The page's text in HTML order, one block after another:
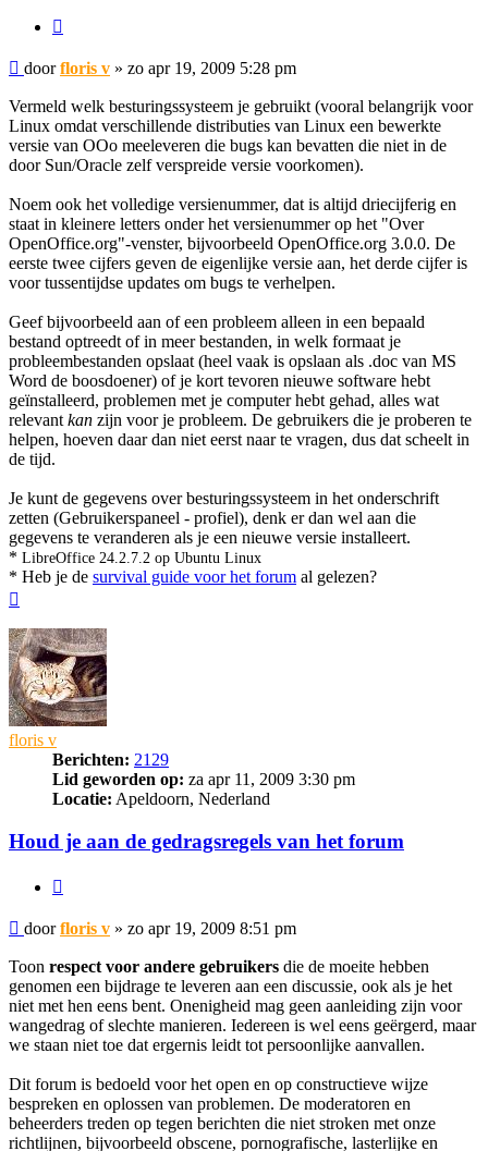
Bericht
doorfloris v » zo apr 19, 2009 5:28 pm
Vermeld welk besturingssysteem je gebruikt (vooral belangrijk voor
Linux omdat verschillende distributies van Linux een bewerkte
versie van OOo meeleveren die bugs kan bevatten die niet in de
door Sun/Oracle zelf verspreide versie voorkomen).
Noem ook het volledige versienummer, dat is altijd driecijferig en
staat in kleinere letters onder het versienummer op het "Over
OpenOffice.org"-venster, bijvoorbeeld OpenOffice.org 3.0.0. De
eerste twee cijfers geven de eigenlijke versie aan, het derde cijfer is
voor tussentijdse updates om bugs te verhelpen.
Geef bijvoorbeeld aan of een probleem alleen in een bepaald
bestand optreedt of in meer bestanden, in welk formaat je
probleembestanden opslaat (heel vaak is opslaan als .doc van MS
Word de boosdoener) of je kort tevoren nieuwe software hebt
geïnstalleerd, problemen met je computer hebt gehad, alles wat
relevant kan zijn voor je probleem. De gebruikers die je proberen te
helpen, hoeven daar dan niet eerst naar te vragen, dus dat scheelt in
de tijd.
Je kunt de gegevens over besturingssysteem in het onderschrift
zetten (Gebruikerspaneel - profiel), denk er dan wel aan die
gegevens te veranderen als je een nieuwe versie installeert.
* LibreOffice 24.2.7.2 op Ubuntu Linux
* Heb je de survival guide voor het forum al gelezen?
floris v
Berichten: 2129
Lid geworden op: za apr 11, 2009 3:30 pm
Locatie: Apeldoorn, Nederland
Houd je aan de gedragsregels van het forum
Bericht
doorfloris v » zo apr 19, 2009 8:51 pm
Toon respect voor andere gebruikers die de moeite hebben
genomen een bijdrage te leveren aan een discussie, ook als je het
niet met hen eens bent. Onenigheid mag geen aanleiding zijn voor
wangedrag of slechte manieren. Iedereen is wel eens geërgerd, maar
we staan niet toe dat ergernis leidt tot persoonlijke aanvallen.
Dit forum is bedoeld voor het open en op constructieve wijze
bespreken en oplossen van problemen. De moderatoren en
beheerders treden op tegen berichten die niet stroken met onze
richtlijnen, bijvoorbeeld obscene, pornografische, lasterlijke en